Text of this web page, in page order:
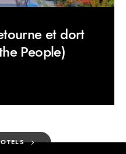
et dort
People)